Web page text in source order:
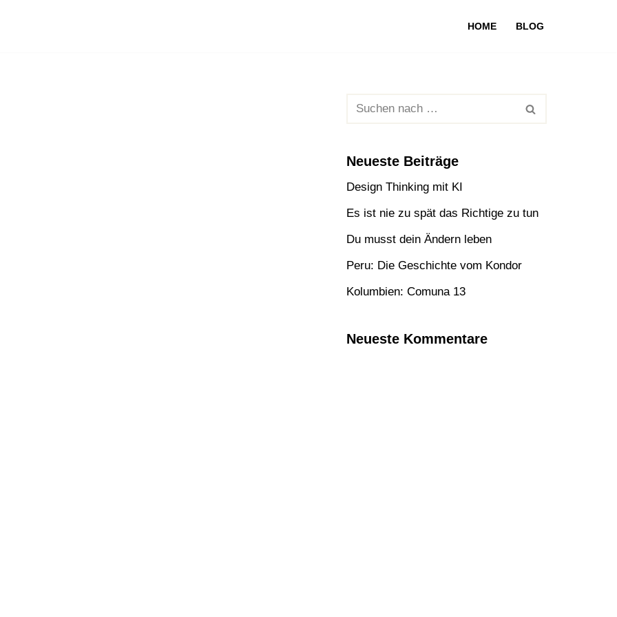
HOME BLOG
Neueste Beiträge
Design Thinking mit KI
Es ist nie zu spät das Richtige zu tun
Du musst dein Ändern leben
Peru: Die Geschichte vom Kondor
Kolumbien: Comuna 13
Neueste Kommentare